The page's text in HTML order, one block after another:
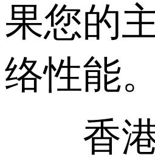
果您的
络性能。
香港